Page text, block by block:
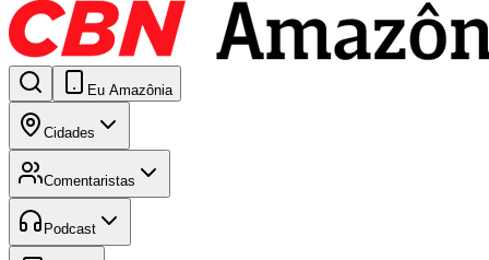
Eu Amazônia
Cidades
Comentaristas
Podcast